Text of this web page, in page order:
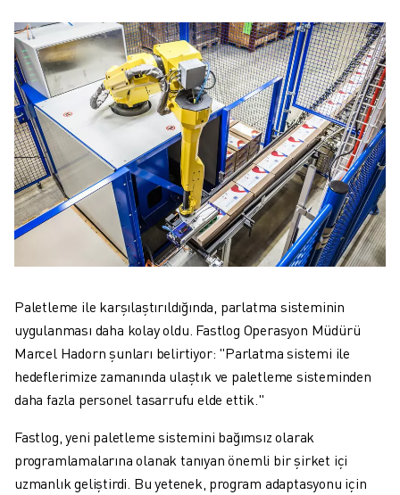
Paletleme ile karşılaştırıldığında, parlatma sisteminin
uygulanması daha kolay oldu. Fastlog Operasyon Müdürü
Marcel Hadorn şunları belirtiyor: "Parlatma sistemi ile
hedeflerimize zamanında ulaştık ve paletleme sisteminden
daha fazla personel tasarrufu elde ettik."
Fastlog, yeni paletleme sistemini bağımsız olarak
programlamalarına olanak tanıyan önemli bir şirket içi
uzmanlık geliştirdi. Bu yetenek, program adaptasyonu için